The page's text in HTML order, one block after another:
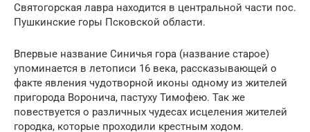
Святогорская лавра находится в центральной части пос.
Пушкинские горы Псковской области.
Впервые название Синичья гора (название старое)
упоминается в летописи 16 века, рассказывающей о
факте явления чудотворной иконы одному из жителей
пригорода Воронича, пастуху Тимофею. Так же
повествуется о различных чудесах исцеления жителей
городка, которые проходили крестным ходом.